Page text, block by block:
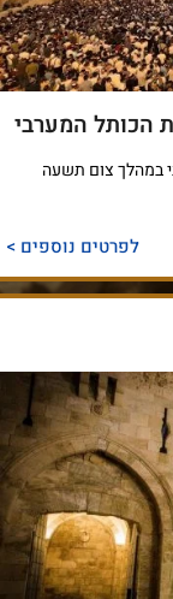
את הכותל המערבי
במהלך צום תשעה
לפרטים נוספים >